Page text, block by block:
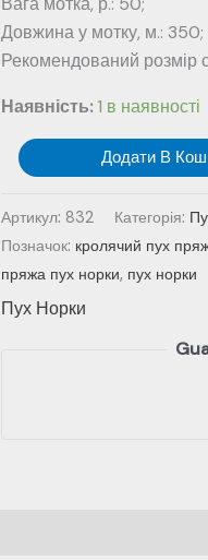
Довжина у мотку, м.: 350;
Рекомендований розмір
Наявність: 1 в наявності
Пух
норки
№
832
тіфані
Додати В
Артикул: 832 Категорія:
Позначок: кролячий пух
пряжа пух норки, пух норки
Пух Норки